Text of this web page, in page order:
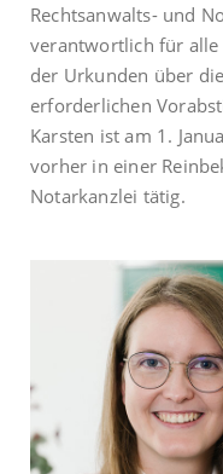
Rechtsanwalts- und
verantwortlich für alle
der Urkunden über
erforderlichen
Karsten ist am 1.
vorher in einer
Notarkanzlei tätig.